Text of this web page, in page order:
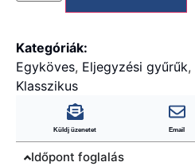
Kategóriák:
Egyköves, Eljegyzési gyűrűk,
Klasszikus
Küldj üzenetet Email
Időpont foglalás